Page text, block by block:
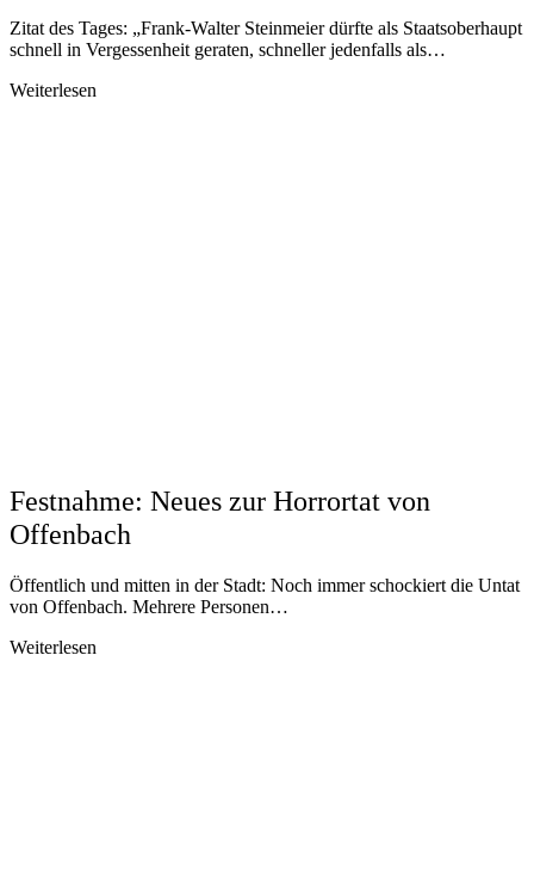
Zitat des Tages: „Frank-Walter Steinmeier dürfte als Staatsoberhaupt
schnell in Vergessenheit geraten, schneller jedenfalls als…
Weiterlesen
Festnahme: Neues zur Horrortat von
Offenbach
Öffentlich und mitten in der Stadt: Noch immer schockiert die Untat
von Offenbach. Mehrere Personen…
Weiterlesen